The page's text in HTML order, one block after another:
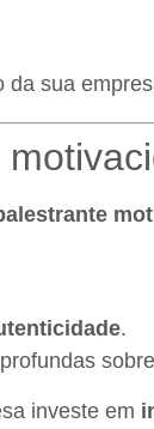
sua
.
investe em